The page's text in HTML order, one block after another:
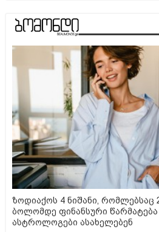
ზოდიაქოს 4 ნიშანი, რომლებსაც
ბოლომდე ფინანსური
ასტროლოგები ასახელებენ